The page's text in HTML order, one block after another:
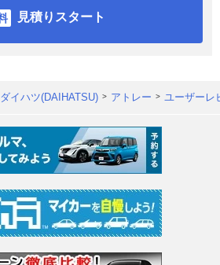
見積りスタート
ダイハツ(DAIHATSU) アトレー ユーザーレ